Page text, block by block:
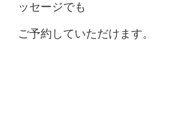
ッセージでも
ご予約していただけます。